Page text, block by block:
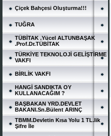
Çiçek Bahçesi Oluşturma!!!
TUĞRA
TÜBİTAK .Yücel ALTUNBAŞAK
.Prof.Dr.TÜBİTAK
TÜRKİYE TEKNOLOJİ GELİŞTİRME
VAKFI
BİRLİK VAKFI
HANGİ SANDIKTA OY
KULLANACAĞIM ?
BAŞBAKAN YRD.DEVLET
BAKANI.Sn.Bülent ARINÇ
TBMM.Devletin Kısa Yolu 1 TL.lik
Şifre İle